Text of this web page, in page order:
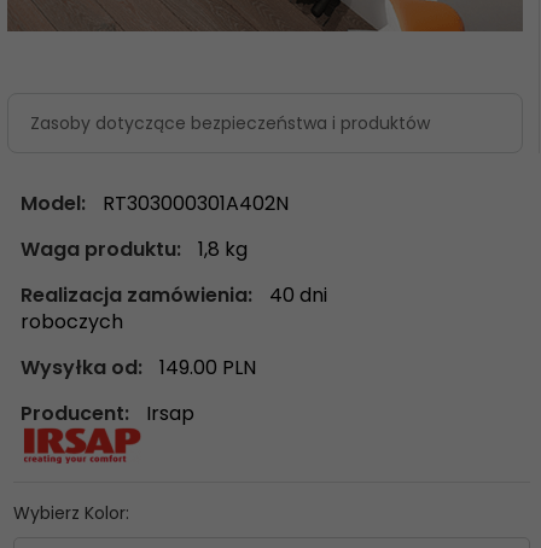
Zasoby dotyczące bezpieczeństwa i produktów
Model:
RT303000301A402N
Waga produktu:
1,8 kg
Realizacja zamówienia:
40 dni
roboczych
Wysyłka od:
149.00 PLN
Producent:
Irsap
Wybierz Kolor: